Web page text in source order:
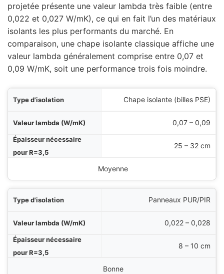
projetée présente une valeur lambda très faible (entre
0,022 et 0,027 W/mK), ce qui en fait l’un des matériaux
isolants les plus performants du marché. En
comparaison, une chape isolante classique affiche une
valeur lambda généralement comprise entre 0,07 et
0,09 W/mK, soit une performance trois fois moindre.
Chape isolante (billes PSE)
0,07 – 0,09
25 – 32 cm
Moyenne
Panneaux PUR/PIR
0,022 – 0,028
8 – 10 cm
Bonne